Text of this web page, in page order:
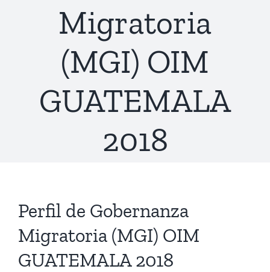
Publicaciones
Emergencias
Migratoria
(MGI) OIM
GUATEMALA
2018
Ver
más
grande
Perfil de Gobernanza
Migratoria (MGI) OIM
GUATEMALA 2018